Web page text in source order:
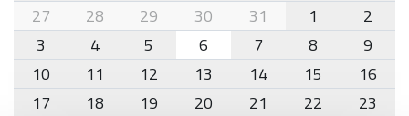
month-
8
27
28 29 30 31 1
2
3
4 5 6 7 8
9
10
11 12 13 14 15
16
17
18 19 20 21 22
23